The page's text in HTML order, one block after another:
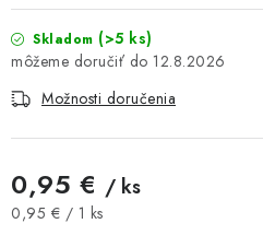
ČOKOLÁDA
VÝŽIVOVÉ DOPLNKY
Kontakty
Doprava a platba
Fotogaléria
Skladom (>5 ks)
12.8.2026
Možnosti doručenia
0,95 € / ks
Jednotková cena:
0,95 € / 1 ks